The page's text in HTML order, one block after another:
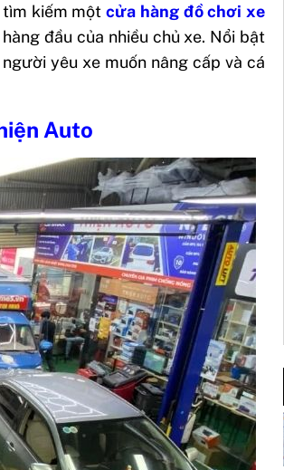
kiếm một cửa hàng đồ chơi xe
đầu của nhiều chủ xe. Nổi bật
yêu xe muốn nâng cấp và cá
Auto